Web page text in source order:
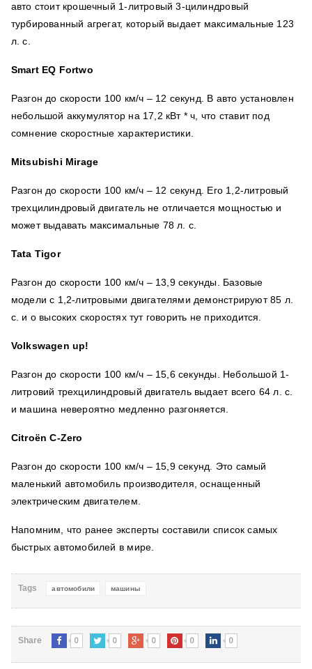
авто стоиткрошечный 1-литровый 3-цилиндровый
турбированный агрегат, который выдает максимальные 123
л. с.
Smart EQ Fortwo
Разгон до скорости 100 км/ч – 12 секунд. В авто установлен
небольшой аккумулятор на 17,2 кВт * ч, что ставит под
сомнение скоростные характеристики.
Mitsubishi Mirage
Разгон до скорости 100 км/ч – 12 секунд. Его1,2-литровый
трехцилиндровый двигатель не отличается мощностью и
может выдавать максимальные 78 л. с.
Tata Tigor
Разгон до скорости 100 км/ч – 13,9 секунды. Базовые
модели с 1,2-литровыми двигателями демонстрируют 85 л.
с. и о высоких скоростях тут говорить не приходится.
Volkswagen up!
Разгон до скорости 100 км/ч – 15,6 секунды. Небольшой 1-
литровий трехцилиндровый двигатель выдает всего 64 л. с.
и машина невероятно медленно разгоняется.
Citroën C-Zero
Разгон до скорости 100 км/ч – 15,9 секунд. Это самый
маленький автомобиль производителя, оснащенный
электрическим двигателем.
Напомним, что ранее эксперты составили список самых
быстрых автомобилей в мире.
Tags автомобили машины
Share 0 0 0 0 0